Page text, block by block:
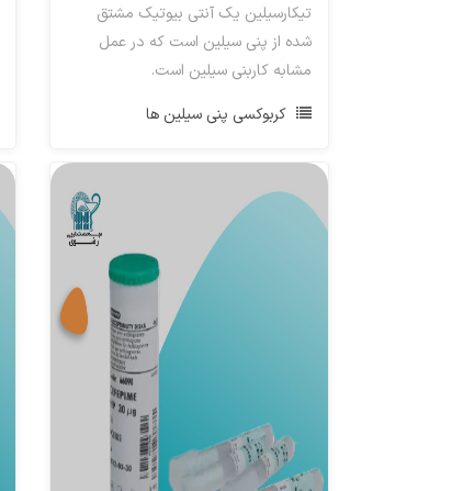
تیکارسیلین یک آنتی بیوتیک مشتق
شده از پنی سیلین است که در عمل
مشابه کاربنی سیلین است.
کربوکسی پنی سیلین ها